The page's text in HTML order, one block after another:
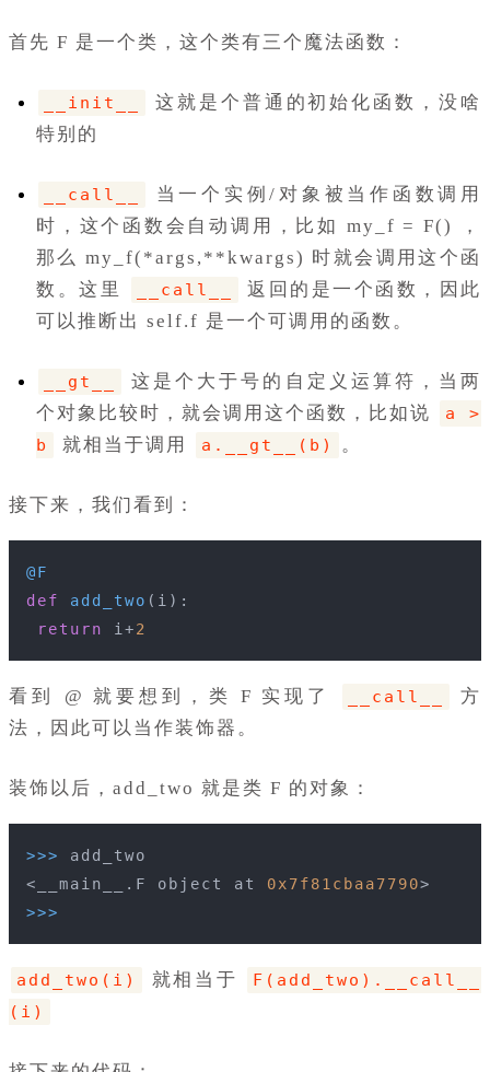
首先 F 是一个类，这个类有三个魔法函数：
__init__
这就是个普通的初始化函数，没啥
特别的
__call__
当一个实例/对象被当作函数调用
时，这个函数会自动调用，比如 my_f = F() ，
那么 my_f(*args,**kwargs) 时就会调用这个函
数。这里
__call__
返回的是一个函数，因此
可以推断出 self.f 是一个可调用的函数。
__gt__
这是个大于号的自定义运算符，当两
个对象比较时，就会调用这个函数，比如说
a >
b
就相当于调用 a.__gt__(b) 。
接下来，我们看到：
@F
def
add_two (i) :
return
i+2
看到 @ 就要想到，类 F 实现了 __call__
方
法，因此可以当作装饰器。
装饰以后，add_two 就是类 F 的对象：
>>> add_two
<__main__.F object at 0x7f81cbaa7790>
>>>
add_two(i) 就相当于
F(add_two).__call__
(i)